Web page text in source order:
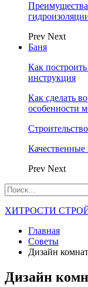
Prev Next
Баня
Как
инструкция
Как сделать
особенности
Качественные
Prev Next
ХИТРОСТИ
Главная
Советы
Дизайн
Дизайн